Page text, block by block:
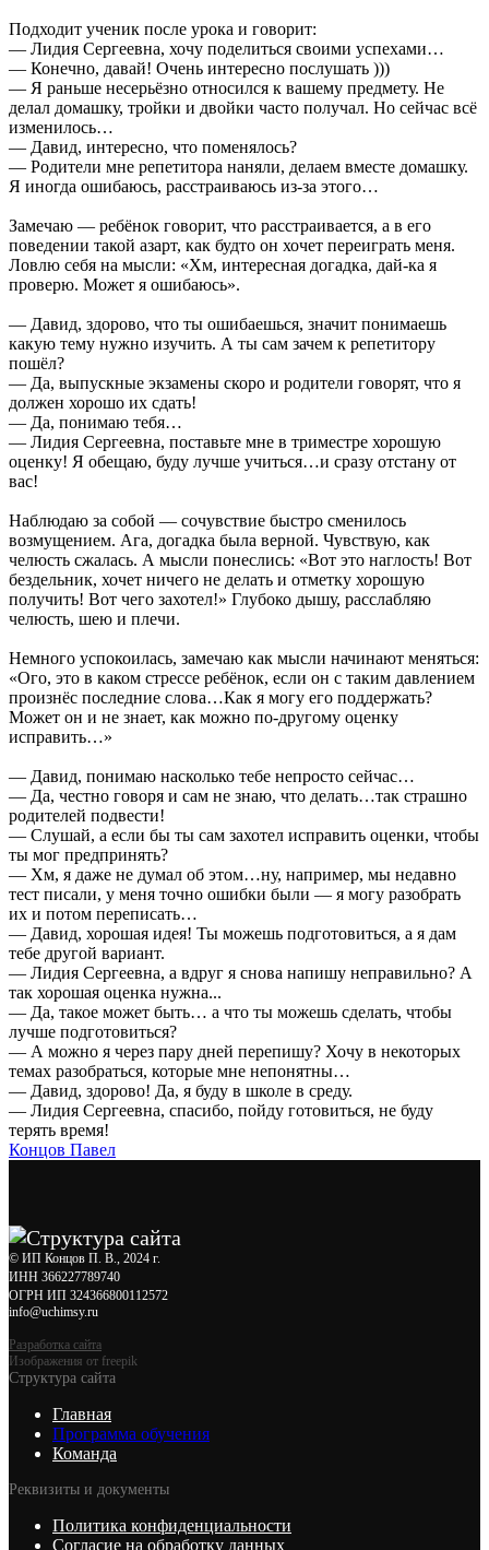
Подходит ученик после урока и говорит:
— Лидия Сергеевна, хочу поделиться своими успехами…
— Конечно, давай! Очень интересно послушать )))
— Я раньше несерьёзно относился к вашему предмету. Не
делал домашку, тройки и двойки часто получал. Но сейчас всё
изменилось…
— Давид, интересно, что поменялось?
— Родители мне репетитора наняли, делаем вместе домашку.
Я иногда ошибаюсь, расстраиваюсь из-за этого…
Замечаю — ребёнок говорит, что расстраивается, а в его
поведении такой азарт, как будто он хочет переиграть меня.
Ловлю себя на мысли: «Хм, интересная догадка, дай-ка я
проверю. Может я ошибаюсь».
— Давид, здорово, что ты ошибаешься, значит понимаешь
какую тему нужно изучить. А ты сам зачем к репетитору
пошёл?
— Да, выпускные экзамены скоро и родители говорят, что я
должен хорошо их сдать!
— Да, понимаю тебя…
— Лидия Сергеевна, поставьте мне в триместре хорошую
оценку! Я обещаю, буду лучше учиться…и сразу отстану от
вас!
Наблюдаю за собой — сочувствие быстро сменилось
возмущением. Ага, догадка была верной. Чувствую, как
челюсть сжалась. А мысли понеслись: «Вот это наглость! Вот
бездельник, хочет ничего не делать и отметку хорошую
получить! Вот чего захотел!» Глубоко дышу, расслабляю
челюсть, шею и плечи.
Немного успокоилась, замечаю как мысли начинают меняться:
«Ого, это в каком стрессе ребёнок, если он с таким давлением
произнёс последние слова…Как я могу его поддержать?
Может он и не знает, как можно по-другому оценку
исправить…»
— Давид, понимаю насколько тебе непросто сейчас…
— Да, честно говоря и сам не знаю, что делать…так страшно
родителей подвести!
— Слушай, а если бы ты сам захотел исправить оценки, чтобы
ты мог предпринять?
— Хм, я даже не думал об этом…ну, например, мы недавно
тест писали, у меня точно ошибки были — я могу разобрать
их и потом переписать…
— Давид, хорошая идея! Ты можешь подготовиться, а я дам
тебе другой вариант.
— Лидия Сергеевна, а вдруг я снова напишу неправильно? А
так хорошая оценка нужна...
— Да, такое может быть… а что ты можешь сделать, чтобы
лучше подготовиться?
— А можно я через пару дней перепишу? Хочу в некоторых
темах разобраться, которые мне непонятны…
— Давид, здорово! Да, я буду в школе в среду.
— Лидия Сергеевна, спасибо, пойду готовиться, не буду
терять время!
Концов Павел
© ИП Концов П. В., 2024 г.
ИНН 366227789740
ОГРН ИП 324366800112572
info@uchimsy.ru
Разработка сайта
Изображения от freepik
Структура сайта
Главная
Программа обучения
Команда
Реквизиты и документы
Политика конфиденциальности
Согласие на обработку данных